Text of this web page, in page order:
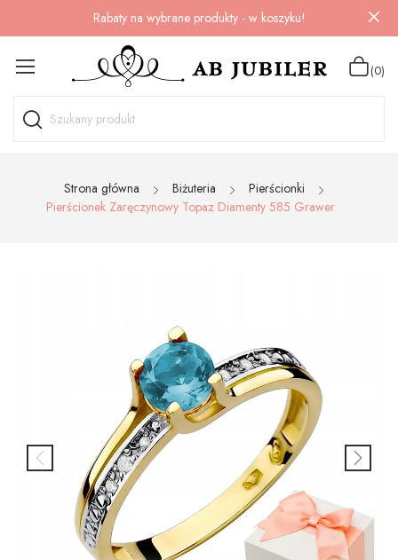
Rabaty na wybrane produkty - w koszyku!
(0)
Strona główna Biżuteria
Pierścionki
Pierścionek Zaręczynowy Topaz Diamenty 585 Grawer